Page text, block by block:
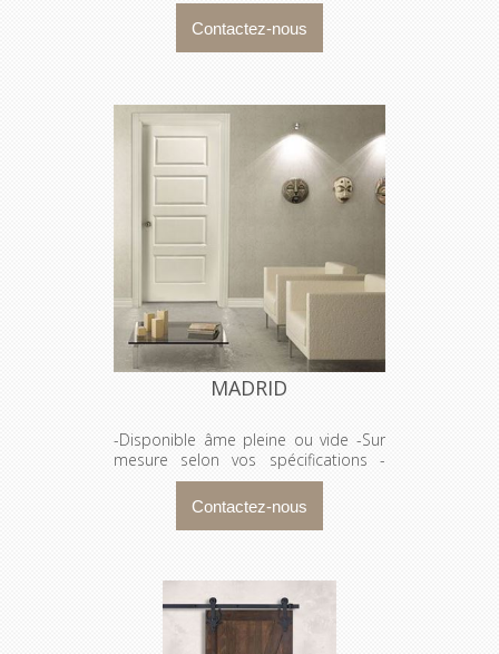
MADRID
-Disponible âme pleine ou vide -Sur
mesure selon vos spécifications -
Seule ou prémontée avec cadre